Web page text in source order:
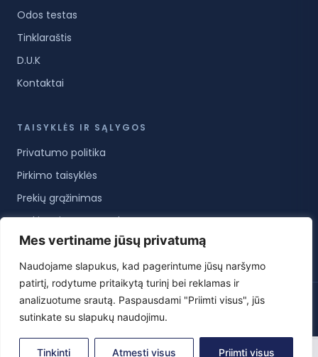
Mes vertiname jūsų privatumą
Naudojame slapukus, kad pagerintume jūsų naršymo
patirtį, rodytume pritaikytą turinį bei reklamas ir
analizuotume srautą. Paspausdami "Priimti visus", jūs
sutinkate su slapukų naudojimu.
Tinkinti Atmesti visus Priimti visus
Odos testas
Tinklaraštis
D.U.K
Kontaktai
TAISYKLĖS IR SĄLYGOS
Privatumo politika
Pirkimo taisyklės
Prekių grąžinimas
Prekių pristatymo sąlygos
Paslaugų teikimo sąlygos
© 2026 KoreanCare.lt · Visos teisės saugomos ·
Privatumo politika·Pirkimo taisyklės